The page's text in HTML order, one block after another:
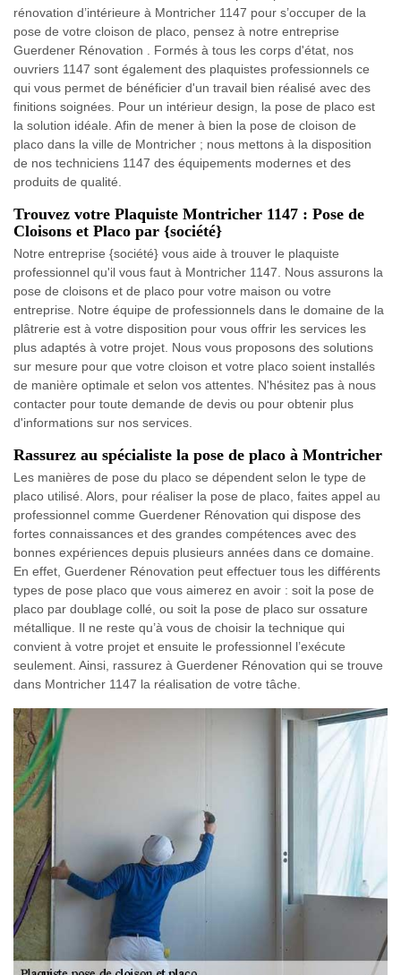
rénovation d’intérieure à Montricher 1147 pour s’occuper de la
pose de votre cloison de placo, pensez à notre entreprise
Guerdener Rénovation . Formés à tous les corps d'état, nos
ouvriers 1147 sont également des plaquistes professionnels ce
qui vous permet de bénéficier d'un travail bien réalisé avec des
finitions soignées. Pour un intérieur design, la pose de placo est
la solution idéale. Afin de mener à bien la pose de cloison de
placo dans la ville de Montricher ; nous mettons à la disposition
de nos techniciens 1147 des équipements modernes et des
produits de qualité.
Trouvez votre Plaquiste Montricher 1147 : Pose de
Cloisons et Placo par {société}
Notre entreprise {société} vous aide à trouver le plaquiste
professionnel qu'il vous faut à Montricher 1147. Nous assurons la
pose de cloisons et de placo pour votre maison ou votre
entreprise. Notre équipe de professionnels dans le domaine de la
plâtrerie est à votre disposition pour vous offrir les services les
plus adaptés à votre projet. Nous vous proposons des solutions
sur mesure pour que votre cloison et votre placo soient installés
de manière optimale et selon vos attentes. N'hésitez pas à nous
contacter pour toute demande de devis ou pour obtenir plus
d'informations sur nos services.
Rassurez au spécialiste la pose de placo à Montricher
Les manières de pose du placo se dépendent selon le type de
placo utilisé. Alors, pour réaliser la pose de placo, faites appel au
professionnel comme Guerdener Rénovation qui dispose des
fortes connaissances et des grandes compétences avec des
bonnes expériences depuis plusieurs années dans ce domaine.
En effet, Guerdener Rénovation peut effectuer tous les différents
types de pose placo que vous aimerez en avoir : soit la pose de
placo par doublage collé, ou soit la pose de placo sur ossature
métallique. Il ne reste qu’à vous de choisir la technique qui
convient à votre projet et ensuite le professionnel l’exécute
seulement. Ainsi, rassurez à Guerdener Rénovation qui se trouve
dans Montricher 1147 la réalisation de votre tâche.